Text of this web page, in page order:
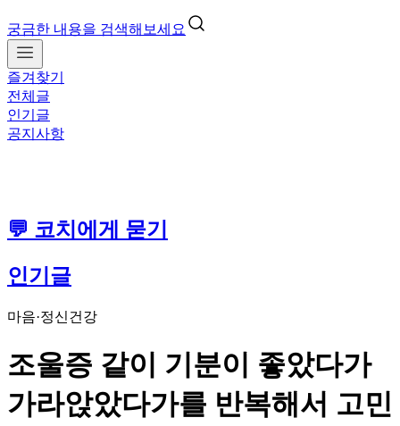
궁금한 내용을 검색해보세요
즐겨찾기
전체글
인기글
공지사항
💬 코치에게 묻기
인기글
마음·정신건강
조울증 같이 기분이 좋았다가
가라앉았다가를 반복해서 고민